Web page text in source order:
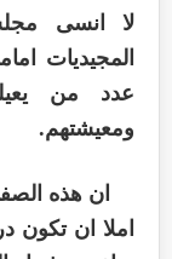
لا انسى
المجيديات
عدد من
ومعيشتهم.
ان هذه
املا ان تكون